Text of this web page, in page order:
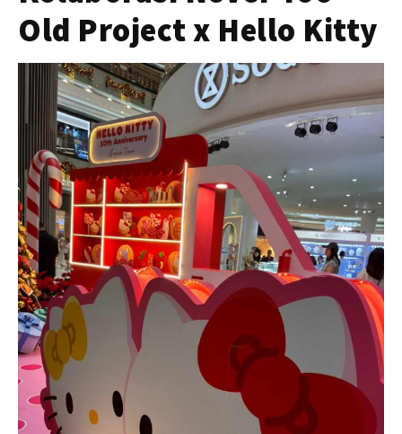
Old Project x Hello Kitty